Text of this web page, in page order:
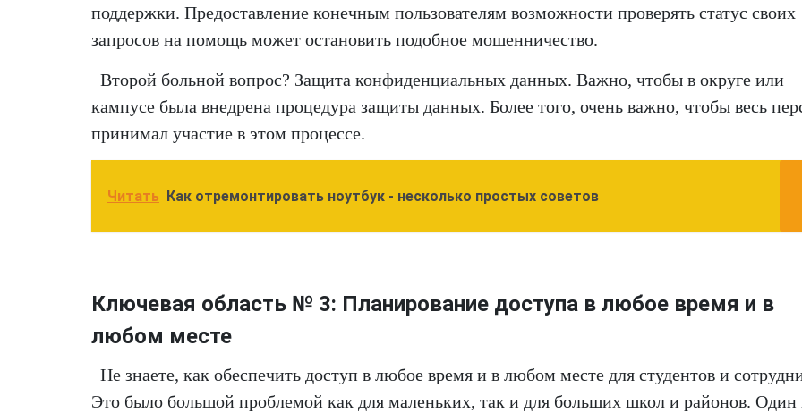
поддержки. Предоставление конечным пользователям возможности проверять статус своих
запросов на помощь может остановить подобное мошенничество.
Второй больной вопрос? Защита конфиденциальных данных. Важно, чтобы в округе или
кампусе была внедрена процедура защиты данных. Более того, очень важно, чтобы весь
принимал участие в этом процессе.
Читать Как отремонтировать ноутбук - несколько простых советов
Ключевая область № 3: Планирование доступа в любое время и в
любом месте
Не знаете, как обеспечить доступ в любое время и в любом месте для студентов и
Это было большой проблемой как для маленьких, так и для больших школ и районов. Один